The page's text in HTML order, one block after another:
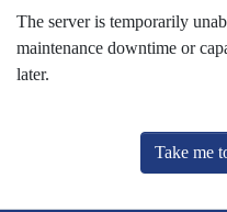
The server is temporarily
maintenance downtime or
later.
Take me